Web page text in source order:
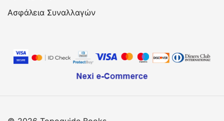
Ασφάλεια Συναλλαγών